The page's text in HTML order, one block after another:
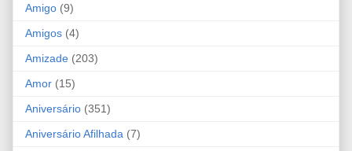
Amigo (9)
Amigos (4)
Amizade (203)
Amor (15)
Aniversário (351)
Aniversário Afilhada (7)